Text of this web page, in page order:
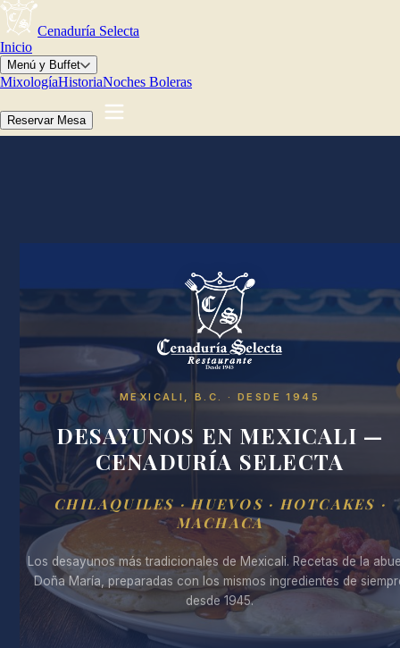
Cenaduría Selecta
Inicio
Menú y Buffet
MixologíaHistoriaNoches Boleras
Reservar Mesa
MEXICALI, B.C. · DESDE 1945
DESAYUNOS EN MEXICALI —
CENADURÍA SELECTA
CHILAQUILES · HUEVOS · HOTCAKES ·
MACHACA
Los desayunos más tradicionales de Mexicali. Recetas de la
Doña María, preparadas con los mismos ingredientes de
desde 1945.